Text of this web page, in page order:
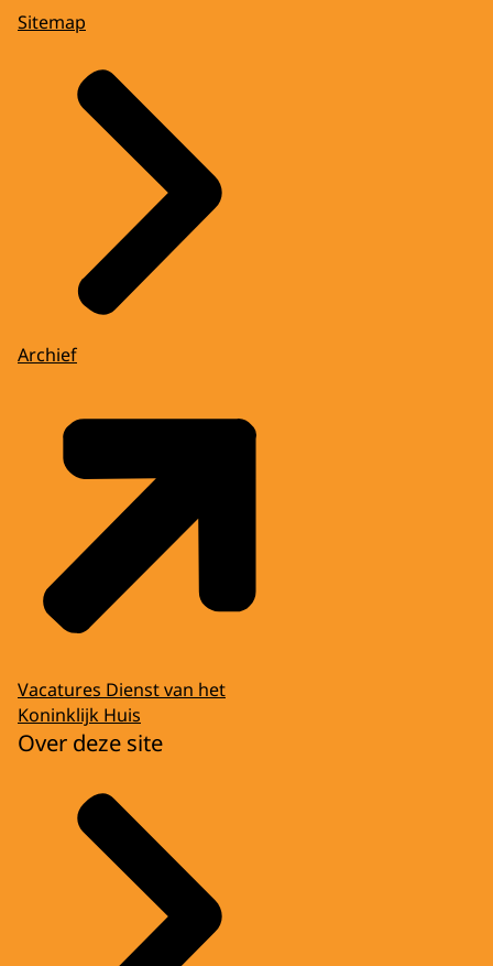
Sitemap
Archief
Vacatures Dienst van het
Koninklijk Huis
Over deze site